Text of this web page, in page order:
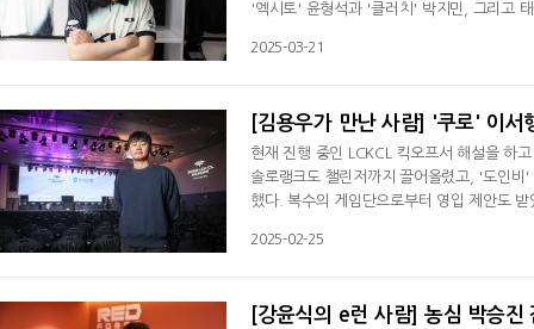
'엑시토' 윤형석과 '클러치' 박지민, 그리고
두 세트를 먼저 승리하고도 '승승패패패'를
2025-03-21
[김용우가 만난 사람] '쿠로' 이
현재 진행 중인 LCKCL 킥오프서 해설을 하
솔로랭크도 챌린저까지 끌어올렸고, '도인
했다. 복수의 게임단으로부터 영입 제안도
까지는 그럴 거 같은데 앞으로는 잘 모르겠
2025-02-25
[강윤식의 e런 사람] 농심 박승